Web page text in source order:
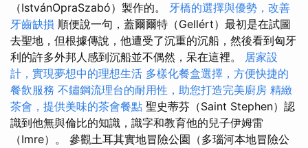
（IstvánOpraSzabó）製作的。 牙橋的選擇與優勢，改善
牙齒缺損 順便說一句，蓋爾爾特（Gellért）最初是在試圖
去聖地，但根據傳說，他遭受了沉重的沉船，然後看到匈牙
利的許多外邦人感到沉船並不偶然，呆在這裡。 居家設
計，實現夢想中的理想生活 多樣化餐盒選擇，方便快捷的
餐飲服務 不鏽鋼流理台的耐用性，助您打造完美廚房 精緻
茶會，提供美味的茶會餐點 聖史蒂芬（Saint Stephen）認
識到他無與倫比的知識，識字和教育他的兒子伊姆雷
（Imre）。 參觀土耳其實地冒險公園（多瑙河本地冒險公